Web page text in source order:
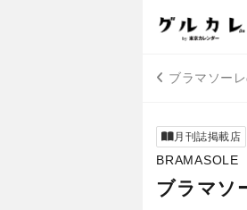
ブラマソー
月刊誌掲載店
BRAMASOLE
ブラマソ